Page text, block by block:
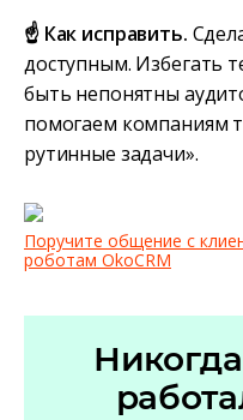
☝️ Как исправить.
доступным. Избегать
быть непонятны
помогаем компаниям
рутинные задачи».
Поручите общение с
роботам OkoCRM